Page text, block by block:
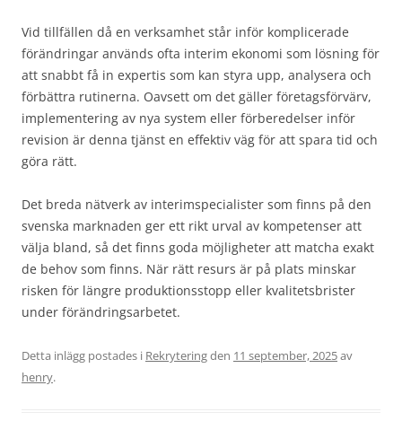
Vid tillfällen då en verksamhet står inför komplicerade
förändringar används ofta interim ekonomi som lösning för
att snabbt få in expertis som kan styra upp, analysera och
förbättra rutinerna. Oavsett om det gäller företagsförvärv,
implementering av nya system eller förberedelser inför
revision är denna tjänst en effektiv väg för att spara tid och
göra rätt.
Det breda nätverk av interimspecialister som finns på den
svenska marknaden ger ett rikt urval av kompetenser att
välja bland, så det finns goda möjligheter att matcha exakt
de behov som finns. När rätt resurs är på plats minskar
risken för längre produktionsstopp eller kvalitetsbrister
under förändringsarbetet.
Detta inlägg postades i Rekryteringden 11 september, 2025av
henry.